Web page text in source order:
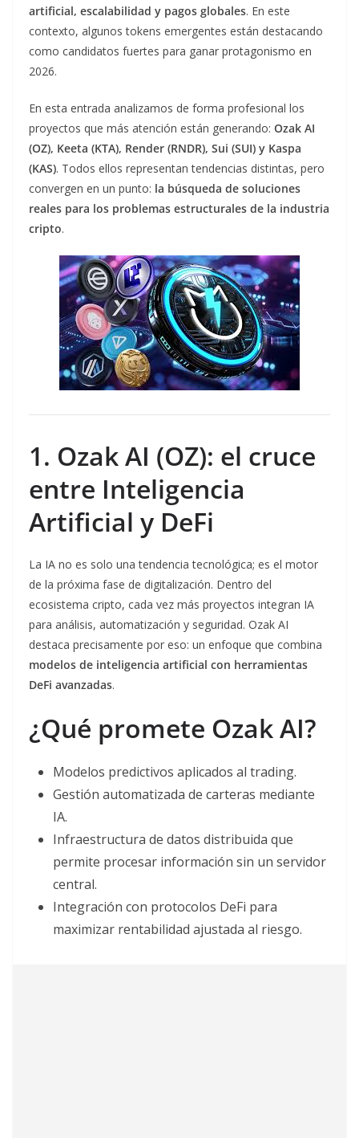
artificial, escalabilidad y pagos globales. En este
contexto, algunos tokens emergentes están destacando
como candidatos fuertes para ganar protagonismo en
2026.
En esta entrada analizamos de forma profesional los
proyectos que más atención están generando: Ozak AI
(OZ), Keeta (KTA), Render (RNDR), Sui (SUI) y Kaspa
(KAS). Todos ellos representan tendencias distintas, pero
convergen en un punto: la búsqueda de soluciones
reales para los problemas estructurales de la industria
cripto.
1. Ozak AI (OZ): el cruce
entre Inteligencia
Artificial y DeFi
La IA no es solo una tendencia tecnológica; es el motor
de la próxima fase de digitalización. Dentro del
ecosistema cripto, cada vez más proyectos integran IA
para análisis, automatización y seguridad. Ozak AI
destaca precisamente por eso: un enfoque que combina
modelos de inteligencia artificial con herramientas
DeFi avanzadas.
¿Qué promete Ozak AI?
Modelos predictivos aplicados al trading.
Gestión automatizada de carteras mediante
IA.
Infraestructura de datos distribuida que
permite procesar información sin un servidor
central.
Integración con protocolos DeFi para
maximizar rentabilidad ajustada al riesgo.